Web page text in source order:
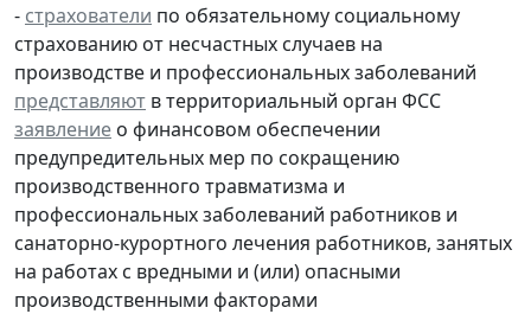
- страхователи по обязательному социальному
страхованию от несчастных случаев на
производстве и профессиональных заболеваний
представляют в территориальный орган ФСС
заявление о финансовом обеспечении
предупредительных мер по сокращению
производственного травматизма и
профессиональных заболеваний работников и
санаторно-курортного лечения работников, занятых
на работах с вредными и (или) опасными
производственными факторами